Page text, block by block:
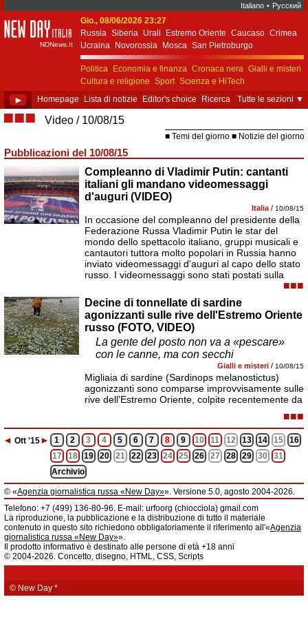
Italiano • Русский
New Day Italia
NDNews.It
Gio., 08/06/2026 23:27
Russia Siberia Urali Estremo Oriente Caucaso Crimea
Ucraina
Novorossia Mosca San Pietroburgo
Ekaterinburgo Kiev Simferopol
Sebastopoli
Politica
Economia e finanza Cronaca nera Gialli e misteri
Cultura e religione Sport Scienza e HiTech
Costume e società
Unione Europea
► Homepage Lista di notizie Editor's choice Ricerca Tutte le sezioni ▼
■■■ Video 10/08/15
Temi del giorno Notizie del giorno
Pubblicazioni del 10/08/15
Compleanno di Vladimir Putin: cantanti
italiani gli mandano videomessaggi
d'auguri (VIDEO)
Italia / 10/08/15
In occasione del compleanno del presidente della
Federazione Russa Vladimir Putin le star del
mondo dello spettacolo italiano, gruppi musicali e
cantautori tuttora molto popolari in Russia hanno
inviato videomessaggi d'auguri al capo dello stato
russo. I videomessaggi sono stati postati sulla
■■■
Decine di tonnellate di sardine
agonizzanti sulle rive dell'Estremo Oriente
russo (FOTO, VIDEO)
La gente del posto non va a «pescare»
con le canne, ma con secchi
Gialli e misteri / 10/08/15
Migliaia di sardine (Sardinops melanostictus)
agonizzanti sono comparse improvvisamente sulle
rive dell'Estremo Oriente, colpite recentemente da
■■■
◄ Ott '15► 1 2 3 4 5 6 7 8 9 10 11 12 13 14 15
16
17
18 19 20 21 22 23 24 25 26 27 28 29 30
31
Archivio
© «Agenzia giornalistica russa «New Day»». Versione 5.0, agosto 2004-2026.
Informazioni
Agenzia giornalistica russa «New Day» registrata dal Servizio federale di
telecomunicazioni, tecnologie informatiche e mass media della Federazione
Russa. Certificato di registrazione dei mass media: EL № FS 77 - 61044 del 5
marzo 2015.
Fondatore: «New Day» S.r.l., indirizzo di redazione: 620014, città di
Ekaterinburgo, via Radišev, pal.6, scala «А», uff. 1104.
fornisce informazioni.
Telefono: +7 (499) 136-80-96. E-mail: urfoorg (chiocciola) gmail.com
La riproduzione, la pubblicazione e la distribuzione di tutto il materiale
contenuto in questo sito richiedono obbligatoriamente il riferimento all'«Agenzia
giornalistica russa «New Day»».
Il prodotto informativo è destinato alle persone di età +18 anni
© 2004-2026. Concetto, disegno, HTML, CSS, Scripts
© New Day *